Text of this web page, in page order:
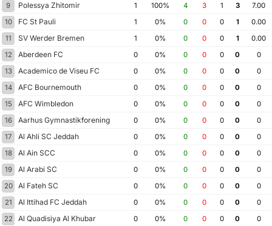
9
Polessya Zhitomir 1 100% 4 3 1 3
7.00
10
FC St Pauli 1 0% 0 0 0 1
0.00
11
SV Werder Bremen 1 0% 0 0 0 1
0.00
12
Aberdeen FC 0 0% 0 0 0 0
0
13
Academico de Viseu FC 0 0% 0 0 0 0
0
14
AFC Bournemouth 0 0% 0 0 0 0
0
15
AFC Wimbledon 0 0% 0 0 0 0
0
16
Aarhus Gymnastikforening 0 0% 0 0 0 0
0
17
Al Ahli SC Jeddah 0 0% 0 0 0 0
0
18
Al Ain SCC 0 0% 0 0 0 0
0
19
Al Arabi SC 0 0% 0 0 0 0
0
20
Al Fateh SC 0 0% 0 0 0 0
0
21
Al Ittihad FC Jeddah 0 0% 0 0 0 0
0
22
Al Quadisiya Al Khubar 0 0% 0 0 0 0
0